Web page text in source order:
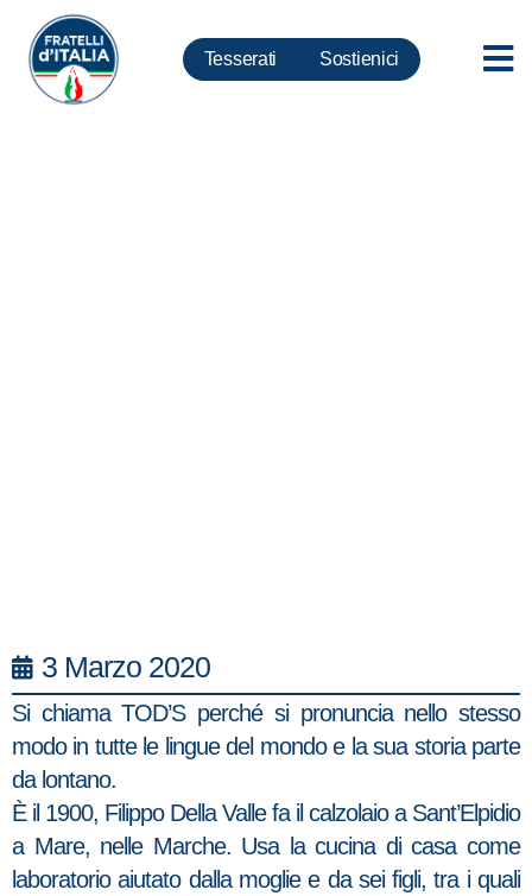
Tesserati Sostienici
3 Marzo 2020
Si chiama TOD’S perché si pronuncia nello stesso
modo in tutte le lingue del mondo e la sua storia parte
da lontano.
È il 1900, Filippo Della Valle fa il calzolaio a Sant’Elpidio
a Mare, nelle Marche. Usa la cucina di casa come
laboratorio aiutato dalla moglie e da sei figli, tra i quali